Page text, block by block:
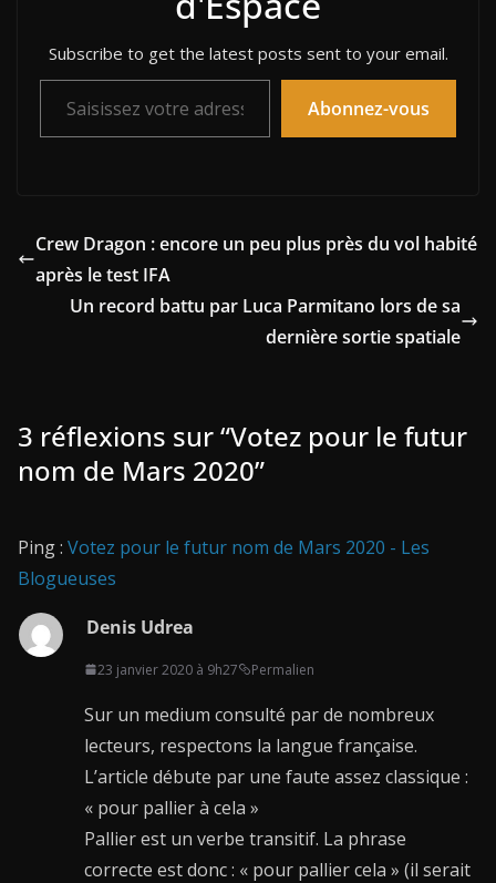
Subscribe to get the latest posts sent to your email.
Saisissez votre adresse e-mail…
Abonnez-vous
Crew Dragon : encore un peu plus près du vol habité
après le test IFA
Un record battu par Luca Parmitano lors de sa
dernière sortie spatiale
3 réflexions sur “Votez pour le futur
nom de Mars 2020”
Ping : Votez pour le futur nom de Mars 2020 - Les
Blogueuses
Denis Udrea
23 janvier 2020 à 9h27 Permalien
Sur un medium consulté par de nombreux
lecteurs, respectons la langue française.
L’article débute par une faute assez classique :
« pour pallier à cela »
Pallier est un verbe transitif. La phrase
correcte est donc : « pour pallier cela » (il serait